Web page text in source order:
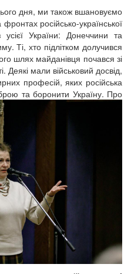
дня, ми також вшановуємо
російсько-української
України: Донеччини та
Ті, хто підлітком долучився
шлях майданівця почався зі
Деякі мали військовий досвід,
професій, яких російська
та боронити Україну. Про